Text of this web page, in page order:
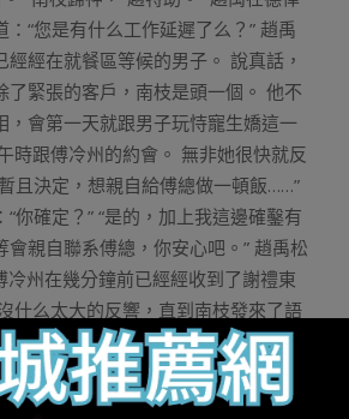
“您是有什么工作延遲了么？” 趙禹
經在就餐區等候的男子。 說真話，
了緊張的客戶，南枝是頭一個。 他不
，會第一天就跟男子玩恃寵生嬌這一
時跟傅冷州的約會。 無非她很快就反
且決定，想親自給傅總做一頓飯……”
你確定？” “是的，加上我這邊確鑿有
會親自聯系傅總，你安心吧。” 趙禹松
冷州在幾分鐘前已經經收到了謝禮東
什么太大的反響，直到南枝發來了語
，透著幾分羞赧，“對不起啊，午時突
，晚上我給你做飯吃好欠好？你喜
分火暴的心境，稀里糊塗就在這條語